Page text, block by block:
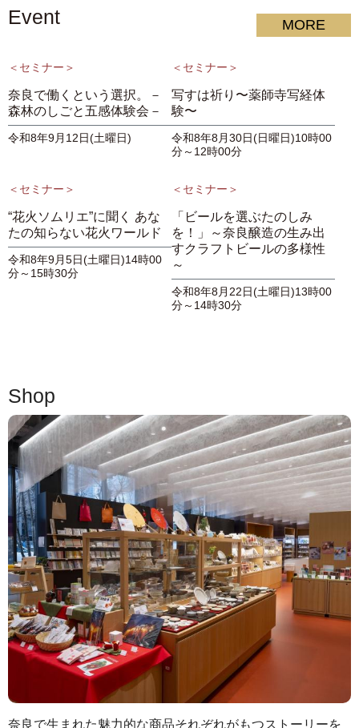
Event MORE
＜セミナー＞
奈良で働くという選択。－
森林のしごと五感体験会－
令和8年9月12日(土曜日)
＜セミナー＞
写すは祈り〜薬師寺写経体
験〜
令和8年8月30日(日曜日)10時00
分～12時00分
＜セミナー＞
“花火ソムリエ”に聞く あな
たの知らない花火ワールド
令和8年9月5日(土曜日)14時00
分～15時30分
＜セミナー＞
「ビールを選ぶたのしみ
を！」～奈良醸造の生み出
すクラフトビールの多様性
～
令和8年8月22日(土曜日)13時00
分～14時30分
Shop
奈良で生まれた魅力的な商品それぞれがもつストーリーを